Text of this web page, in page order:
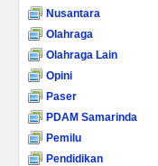
Nusantara
Olahraga
Olahraga Lain
Opini
Paser
PDAM Samarinda
Pemilu
Pendidikan